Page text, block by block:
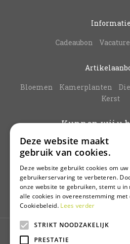
Informatie
Cadeaubon
Bloemen Kamerplanten
Kerst
Kunnen wij u
03/
Hoogkamerstraat
Plan
Deze website maakt
gebruik van cookies.
Deze website gebruikt cookies om uw
gebruikerservaring te verbeteren.
onze website te gebruiken, stemt u in
alle cookies in overeenstemming met
Cookiebeleid. Lees verder
STRIKT NOODZAKELIJK
PRESTATIE